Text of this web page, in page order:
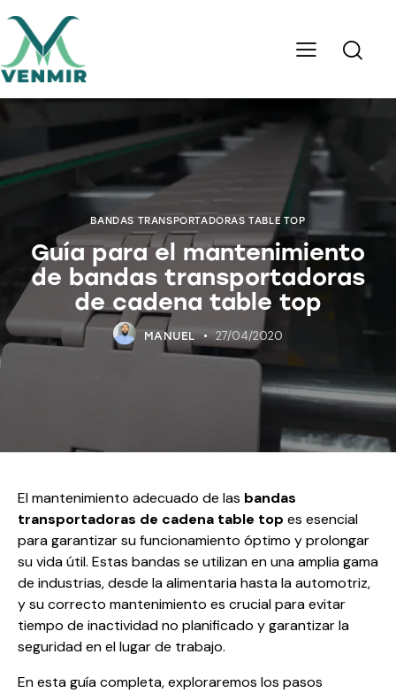
BANDAS TRANSPORTADORAS TABLE TOP
Guía para el mantenimiento
de bandas transportadoras
de cadena table top
MANUEL 27/04/2020
El mantenimiento adecuado de las bandas
transportadoras de cadena table top es esencial
para garantizar su funcionamiento óptimo y prolongar
su vida útil. Estas bandas se utilizan en una amplia gama
de industrias, desde la alimentaria hasta la automotriz,
y su correcto mantenimiento es crucial para evitar
tiempo de inactividad no planificado y garantizar la
seguridad en el lugar de trabajo.
En esta guía completa, exploraremos los pasos